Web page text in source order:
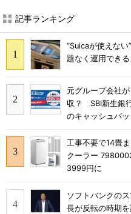
記事ランキング
“Suicaが使えな
題なく運用でき
元グループ会社
収？ SBI新生銀
のキャッシュバ
工事不要で14畳
クーラー
3999円に
ソフトバンクの
長が反転の時期